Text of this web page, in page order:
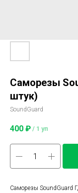
Саморезы
штук)
SoundGuard
400 ₽ / 1 уп
Саморезы SoundGuard